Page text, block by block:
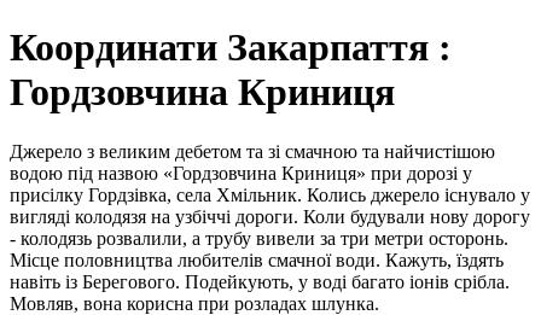
Координати Закарпаття :
Гордзовчина Криниця
Джерело з великим дебетом та зі смачною та найчистішою
водою під назвою «Гордзовчина Криниця» при дорозі у
присілку Гордзівка, села Хмільник. Колись джерело існувало у
вигляді колодязя на узбіччі дороги. Коли будували нову дорогу
- колодязь розвалили, а трубу вивели за три метри осторонь.
Місце половництва любителів смачної води. Кажуть, їздять
навіть із Берегового. Подейкують, у воді багато іонів срібла.
Мовляв, вона корисна при розладах шлунка.